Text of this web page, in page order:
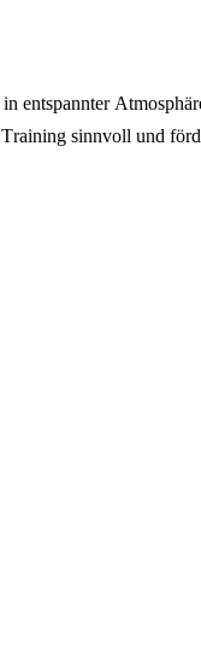
in entspannter Atmosphär
Training sinnvoll und för